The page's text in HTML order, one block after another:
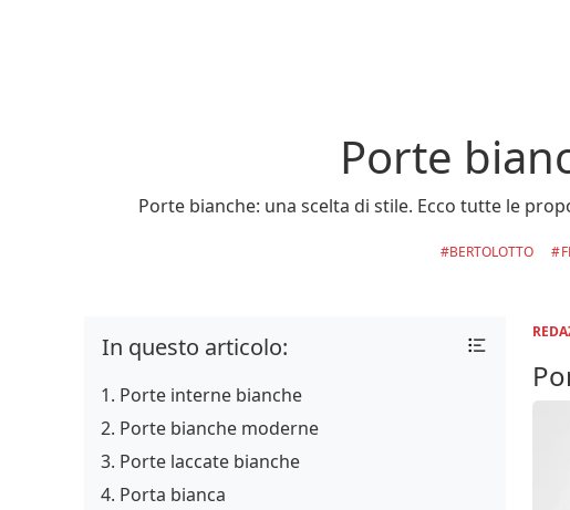
Porte
Porte bianche: una scelta di stile. Ecco tutte le
BERTOLOTTO
In questo articolo:
Porte interne bianche
Porte bianche moderne
Porte laccate bianche
Porta bianca